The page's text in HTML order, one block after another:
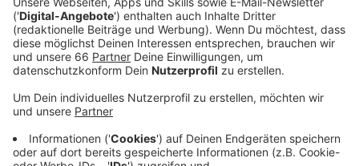
April über die Bühne gehen, ein genauer Termin
steht noch aus. Hinter den Kulissen rumort es.
Veröffentlicht:Dienstag, 05.03.2024 13:12
Anzeige
Lothar Hörning geht in die Vollen. Der Ex-Prinz und